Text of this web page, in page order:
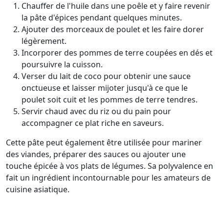
Chauffer de l'huile dans une poêle et y faire revenir
la pâte d'épices pendant quelques minutes.
Ajouter des morceaux de poulet et les faire dorer
légèrement.
Incorporer des pommes de terre coupées en dés et
poursuivre la cuisson.
Verser du lait de coco pour obtenir une sauce
onctueuse et laisser mijoter jusqu'à ce que le
poulet soit cuit et les pommes de terre tendres.
Servir chaud avec du riz ou du pain pour
accompagner ce plat riche en saveurs.
Cette pâte peut également être utilisée pour mariner
des viandes, préparer des sauces ou ajouter une
touche épicée à vos plats de légumes. Sa polyvalence en
fait un ingrédient incontournable pour les amateurs de
cuisine asiatique.